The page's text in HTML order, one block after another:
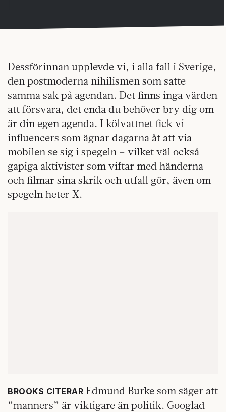
Dessförinnan upplevde vi, i alla fall i Sverige,
den postmoderna nihilismen som satte
samma sak på agendan. Det finns inga värden
att försvara, det enda du behöver bry dig om
är din egen agenda. I kölvattnet fick vi
influencers som ägnar dagarna åt att via
mobilen se sig i spegeln – vilket väl också
gapiga aktivister som viftar med händerna
och filmar sina skrik och utfall gör, även om
spegeln heter X.
BROOKS CITERAR Edmund Burke som säger att
”manners” är viktigare än politik. Googlad